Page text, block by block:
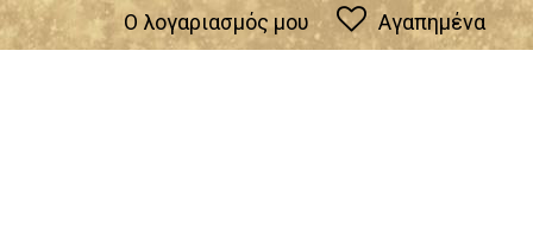
Ο λογαριασμός μου Αγαπημένα